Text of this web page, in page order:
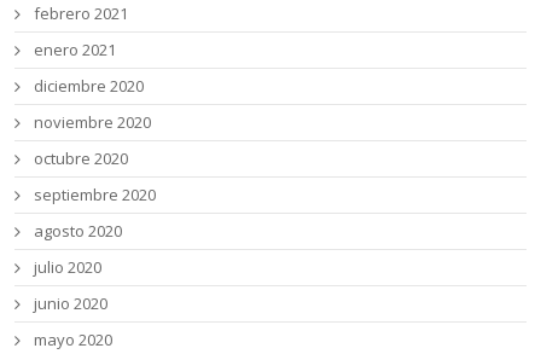
febrero 2021
enero 2021
diciembre 2020
noviembre 2020
octubre 2020
septiembre 2020
agosto 2020
julio 2020
junio 2020
mayo 2020